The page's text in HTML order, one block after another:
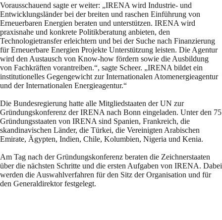
Vorausschauend sagte er weiter: „IRENA wird Industrie- und
Entwicklungsländer bei der breiten und raschen Einführung von
Erneuerbaren Energien beraten und unterstützen. IRENA wird
praxisnahe und konkrete Politikberatung anbieten, den
Technologietransfer erleichtern und bei der Suche nach Finanzierung
für Erneuerbare Energien Projekte Unterstützung leisten. Die Agentur
wird den Austausch von Know-how fördern sowie die Ausbildung
von Fachkräften vorantreiben.“, sagte Scheer. „IRENA bildet ein
institutionelles Gegengewicht zur Internationalen Atomenergieagentur
und der Internationalen Energieagentur.“
Die Bundesregierung hatte alle Mitgliedstaaten der UN zur
Gründungskonferenz der IRENA nach Bonn eingeladen. Unter den 75
Gründungsstaaten von IRENA sind Spanien, Frankreich, die
skandinavischen Länder, die Türkei, die Vereinigten Arabischen
Emirate, Ägypten, Indien, Chile, Kolumbien, Nigeria und Kenia.
Am Tag nach der Gründungskonferenz beraten die Zeichnerstaaten
über die nächsten Schritte und die ersten Aufgaben von IRENA. Dabei
werden die Auswahlverfahren für den Sitz der Organisation und für
den Generaldirektor festgelegt.